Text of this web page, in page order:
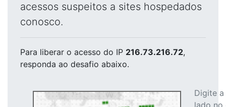
acessos suspeitos a sites hospedados
conosco.
Para liberar o acesso do IP 216.73.216.72,
responda ao desafio abaixo.
Digite
lado no